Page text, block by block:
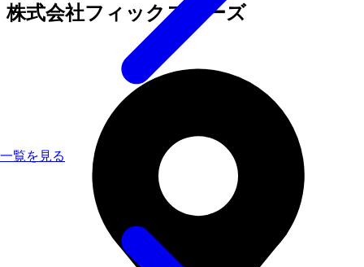
一覧を見る
株式会社フィックスターズ